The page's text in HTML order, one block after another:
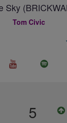
Sky
Tom Civic
5